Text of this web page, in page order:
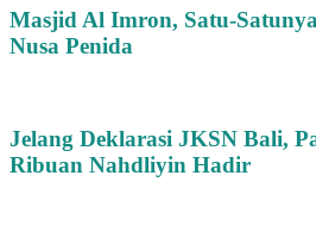
Masjid Al Imron, Satu-
Nusa Penida
Jelang Deklarasi JKSN Bali,
Ribuan Nahdliyin Hadir